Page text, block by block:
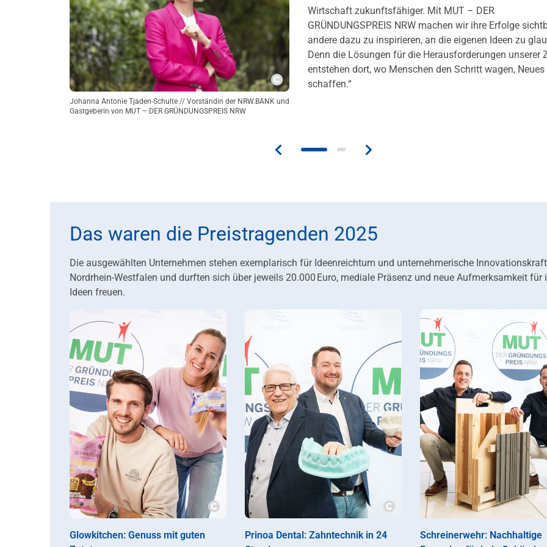
Copyright
Johanna Antonie Tjaden-Schulte // Vorständin der NRW.BANK und
Gastgeberin von MUT – DER GRÜNDUNGSPREIS NRW
Wirtschaft zukunftsfähiger. Mit MUT – DER
GRÜNDUNGSPREIS NRW machen wir ihre Erfolge
andere dazu zu inspirieren, an die eigenen Ideen zu
Denn die Lösungen für die Herausforderungen unserer
entstehen dort, wo Menschen den Schritt wagen, Neues
schaffen.“
Das waren die Preistragenden 2025
Die ausgewählten Unternehmen stehen exemplarisch für Ideenreichtum und unternehmerische
Nordrhein-Westfalen und durften sich über jeweils 20.000 Euro, mediale Präsenz und neue Aufmerksamkeit für
Ideen freuen.
Copyright
Glowkitchen: Genuss mit guten
Copyright
Prinoa Dental: Zahntechnik in 24
Schreinerwehr: Nachhaltige